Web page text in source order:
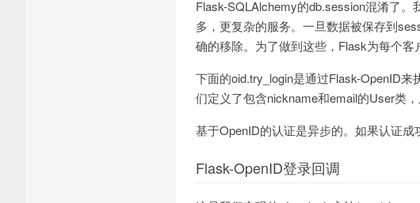
Flask-SQLAlchemy的db.session混淆了
多，更复杂的服务。一旦数据被保存到
确的移除。为了做到这些，Flask为每个客
下面的oid.try_login是通过Flask-OpenID
们定义了包含nickname和email的User类
基于OpenID的认证是异步的。如果认证
Flask-OpenID登录回调